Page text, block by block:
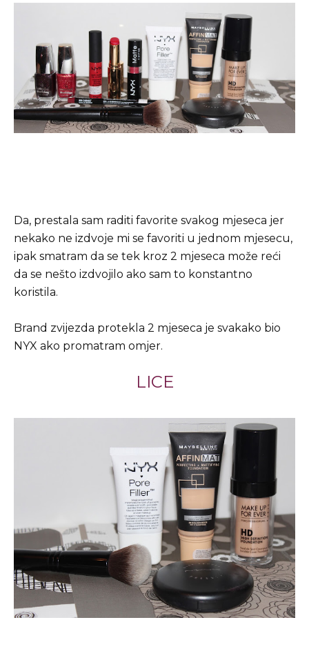
Da, prestala sam raditi favorite svakog mjeseca jer
nekako ne izdvoje mi se favoriti u jednom mjesecu,
ipak smatram da se tek kroz 2 mjeseca može reći
da se nešto izdvojilo ako sam to konstantno
koristila.
Brand zvijezda protekla 2 mjeseca je svakako bio
NYX ako promatram omjer.
LICE